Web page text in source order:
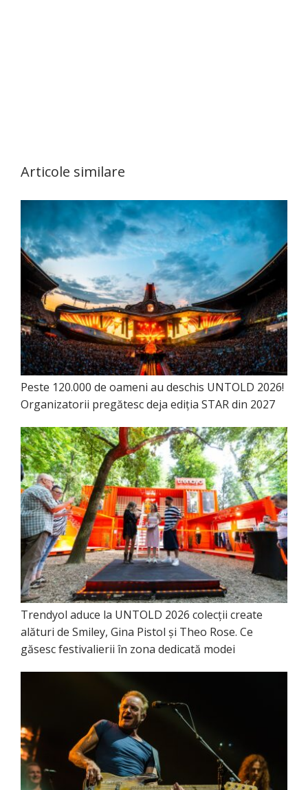
Articole similare
Peste 120.000 de oameni au deschis UNTOLD 2026!
Organizatorii pregătesc deja ediția STAR din 2027
Trendyol aduce la UNTOLD 2026 colecții create
alături de Smiley, Gina Pistol și Theo Rose. Ce
găsesc festivalierii în zona dedicată modei